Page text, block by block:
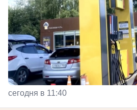
сегодня в 11:40